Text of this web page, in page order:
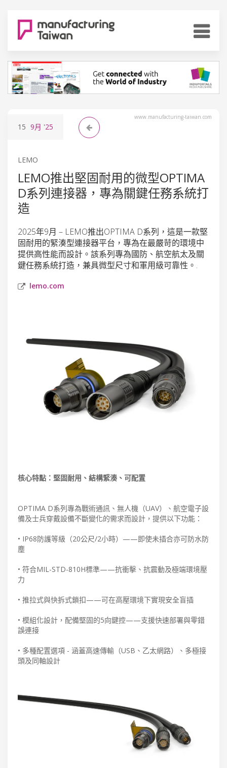
www.manufacturing-taiwan.com
15 9月 '25
LEMO
LEMO推出堅固耐用的微型OPTIMA
D系列連接器，專為關鍵任務系統打
造
2025年9月 – LEMO推出OPTIMA D系列，這是一款堅
固耐用的緊湊型連接器平台，專為在最嚴苛的環境中
提供高性能而設計。該系列專為國防、航空航太及關
鍵任務系統打造，兼具微型尺寸和軍用級可靠性。.
lemo.com
核心特點：堅固耐用、結構緊湊、可配置
OPTIMA D系列專為戰術通訊、無人機（UAV）、航空電子設
備及士兵穿戴設備不斷變化的需求而設計，提供以下功能：
• IP68防護等級（20公尺/2小時）——即使未插合亦可防水防
塵
• 符合MIL-STD-810H標準——抗衝擊、抗震動及極端環境壓
力
• 推拉式與快拆式鎖扣——可在高壓環境下實現安全盲插
• 模組化設計，配備堅固的5向鍵控——支援快速部署與零錯
誤連接
• 多種配置選項 - 涵蓋高速傳輸（USB、乙太網路）、多極接
頭及同軸設計